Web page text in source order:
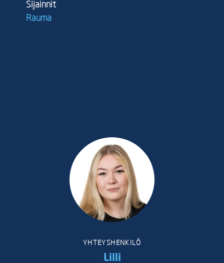
Sijainnit
Rauma
YHTEYSHENKILÖ
Lilli